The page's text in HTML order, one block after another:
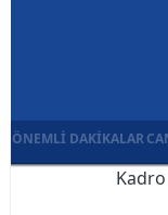
ÖNEMLI DAKIKALAR